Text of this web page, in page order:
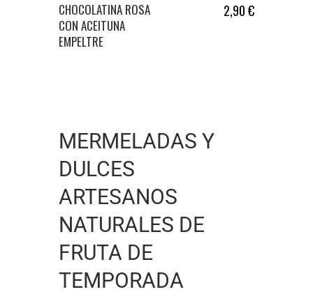
CHOCOLATINA ROSA
CON ACEITUNA
EMPELTRE
2,90€
MERMELADAS Y
DULCES
ARTESANOS
NATURALES DE
FRUTA DE
TEMPORADA